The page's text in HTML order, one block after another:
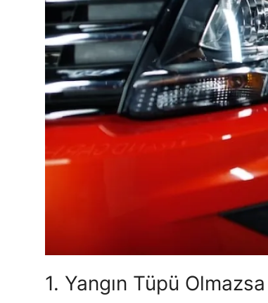
Lastik & Jant
Yağlar & Sıvılar
LPG & Yakıt
Elektrik & Akü
1. Yangın Tüpü